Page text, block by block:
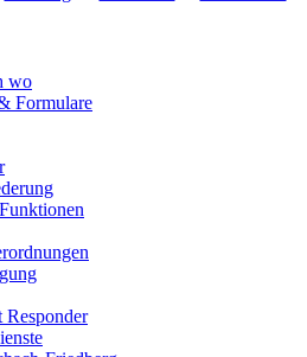
wo
Formulare
Responder